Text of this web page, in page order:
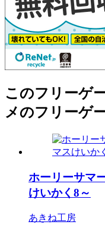
このフリーゲ
メのフリーゲ
ホーリーサマ
けいかく8～
あきね工房